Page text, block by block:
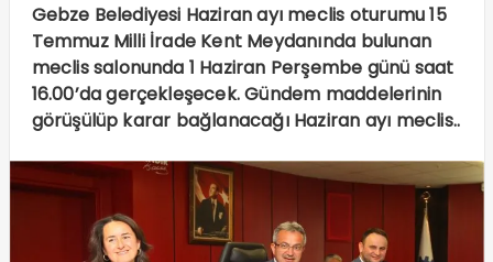
Gebze Belediyesi Haziran ayı meclis oturumu 15
Temmuz Milli İrade Kent Meydanında bulunan
meclis salonunda 1 Haziran Perşembe günü saat
16.00’da gerçekleşecek. Gündem maddelerinin
görüşülüp karar bağlanacağı Haziran ayı meclis..